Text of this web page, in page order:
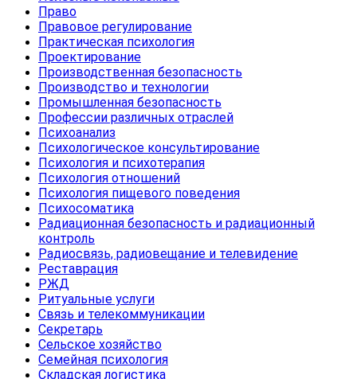
Право
Правовое регулирование
Практическая психология
Проектирование
Производственная безопасность
Производство и технологии
Промышленная безопасность
Профессии различных отраслей
Психоанализ
Психологическое консультирование
Психология и психотерапия
Психология отношений
Психология пищевого поведения
Психосоматика
Радиационная безопасность и радиационный
контроль
Радиосвязь, радиовещание и телевидение
Реставрация
РЖД
Ритуальные услуги
Связь и телекоммуникации
Секретарь
Сельское хозяйство
Семейная психология
Складская логистика